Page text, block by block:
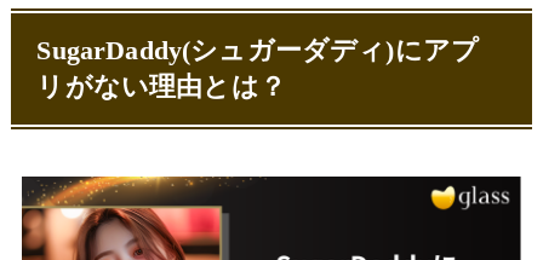
シュガーダディの登録方法と必要書類
サイトトップから新規登録ページを開き、
メールアドレスを入力
アプリのようにSugarDaddy(シュガーダ
ディ)をスマホで利用する方法
マイページやトップページをスマホのホーム
SugarDaddy(シュガーダディ)にアプ
リがない理由とは？